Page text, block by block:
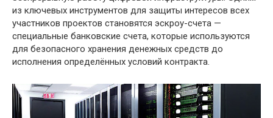
из ключевых инструментов для защиты интересов всех
участников проектов становятся эскроу-счета —
специальные банковские счета, которые используются
для безопасного хранения денежных средств до
исполнения определённых условий контракта.